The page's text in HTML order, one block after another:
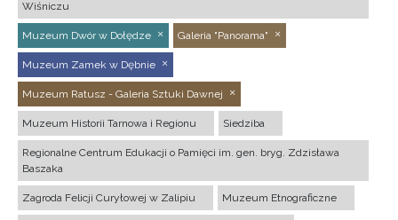
Wiśniczu
Muzeum Dwór w Dołędze Galeria "Panorama"
Muzeum Zamek w Dębnie
Muzeum Ratusz - Galeria Sztuki Dawnej
Muzeum Historii Tarnowa i Regionu Siedziba
Regionalne Centrum Edukacji o Pamięci im. gen. bryg. Zdzisława
Baszaka
Zagroda Felicji Curyłowej w Zalipiu Muzeum Etnograficzne